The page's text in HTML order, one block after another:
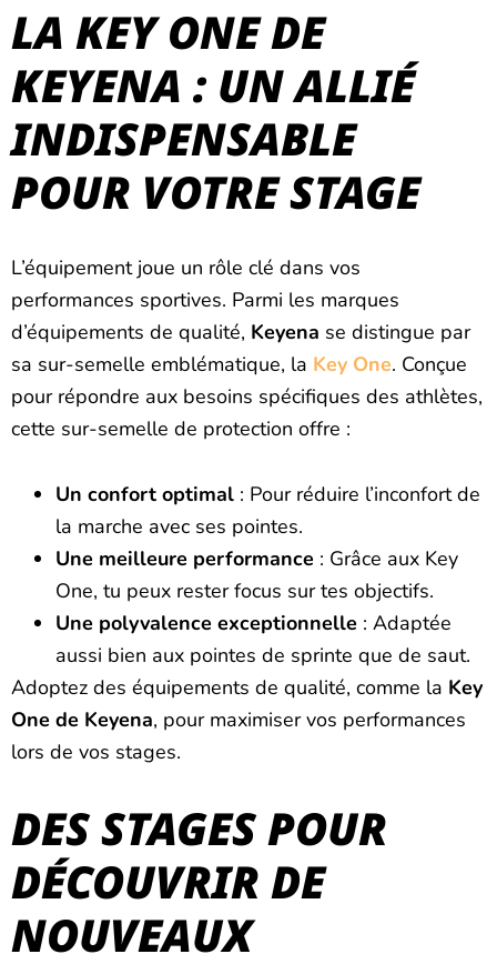
LA KEY ONE DE
KEYENA : UN ALLIÉ
INDISPENSABLE
POUR VOTRE STAGE
L’équipement joue un rôle clé dans vos
performances sportives. Parmi les marques
d’équipements de qualité, Keyena se distingue par
sa sur-semelle emblématique, la Key One. Conçue
pour répondre aux besoins spécifiques des athlètes,
cette sur-semelle de protection offre :
Un confort optimal : Pour réduire l’inconfort de
la marche avec ses pointes.
Une meilleure performance : Grâce aux Key
One, tu peux rester focus sur tes objectifs.
Une polyvalence exceptionnelle : Adaptée
aussi bien aux pointes de sprinte que de saut.
Adoptez des équipements de qualité, comme la Key
One de Keyena, pour maximiser vos performances
lors de vos stages.
DES STAGES POUR
DÉCOUVRIR DE
NOUVEAUX